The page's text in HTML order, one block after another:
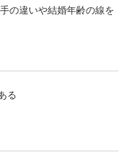
の違いや結婚年齢の線を
る